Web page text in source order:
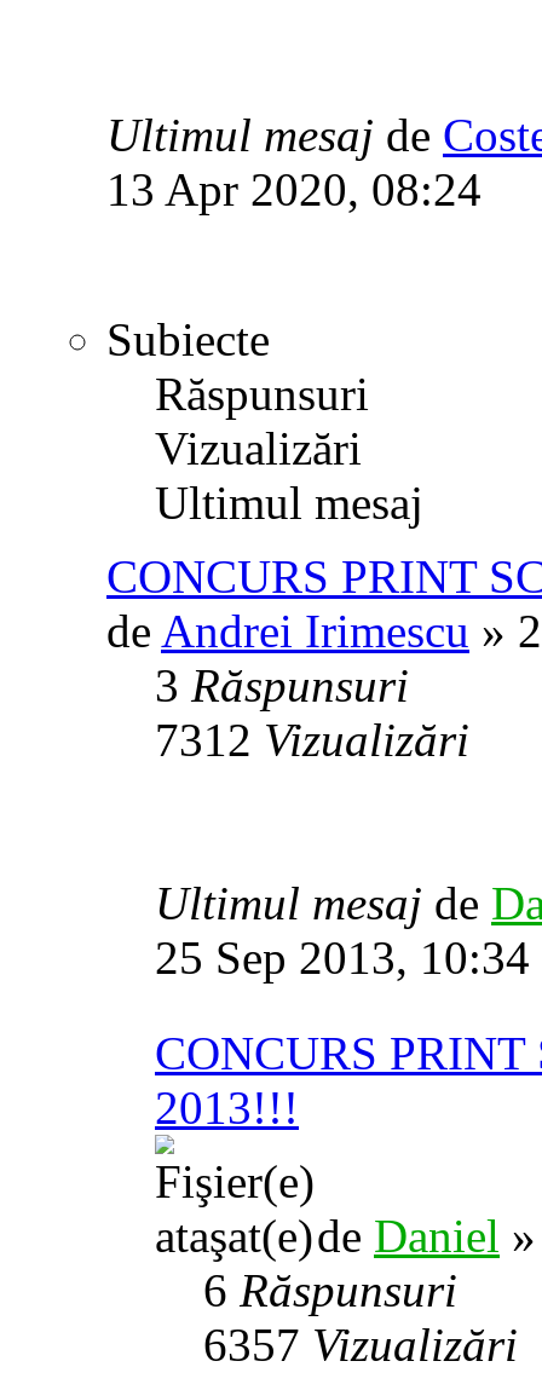
Ultimul mesaj de
13 Apr 2020, 08:24
Subiecte
Răspunsuri
Vizualizări
Ultimul mesaj
CONCURS PRINT
de Andrei Irimescu »
3 Răspunsuri
7312 Vizualizări
Ultimul mesaj de
25 Sep 2013, 10:34
CONCURS
2013!!!
de Daniel
6 Răspunsuri
6357 Vizualizări